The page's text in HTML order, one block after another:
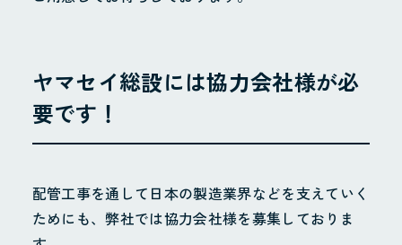
ヤマセイ総設には協力会社様が必
要です！
配管工事を通して日本の製造業界などを支えていく
ためにも、弊社では協力会社様を募集しておりま